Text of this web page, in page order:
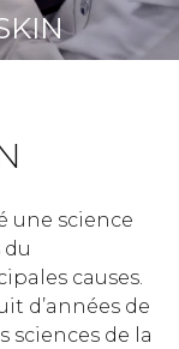
une science
causes.
d’années de
sciences de la